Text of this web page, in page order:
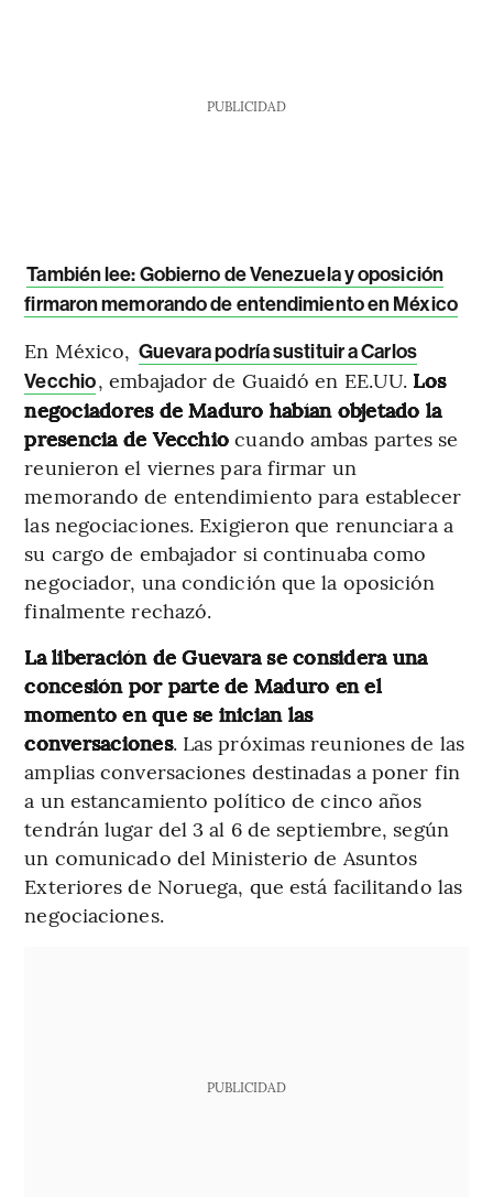
PUBLICIDAD
También lee: Gobierno de Venezuela y oposición
firmaron memorando de entendimiento en México
En México, Guevara podría sustituir a Carlos
Vecchio, embajador de Guaidó en EE.UU. Los
negociadores de Maduro habían objetado la
presencia de Vecchio cuando ambas partes se
reunieron el viernes para firmar un
memorando de entendimiento para establecer
las negociaciones. Exigieron que renunciara a
su cargo de embajador si continuaba como
negociador, una condición que la oposición
finalmente rechazó.
La liberación de Guevara se considera una
concesión por parte de Maduro en el
momento en que se inician las
conversaciones. Las próximas reuniones de las
amplias conversaciones destinadas a poner fin
a un estancamiento político de cinco años
tendrán lugar del 3 al 6 de septiembre, según
un comunicado del Ministerio de Asuntos
Exteriores de Noruega, que está facilitando las
negociaciones.
PUBLICIDAD